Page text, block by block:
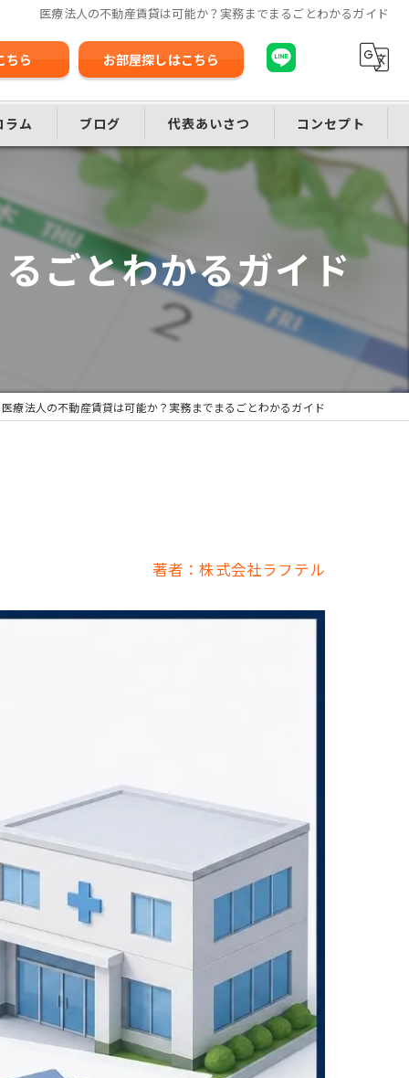
医療法人の不動産賃貸は可能か？実務までまるごとわかるガイド
ちら お部屋探しはこちら
ラム ブログ 代表あいさつ コンセプト
ごとわかるガイド
医療法人の不動産賃貸は可能か？実務までまるごとわかるガイド
著者：株式会社ラフテル